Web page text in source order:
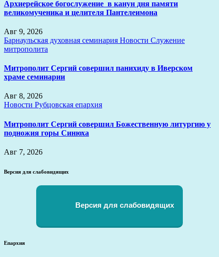
Архиерейское богослужение в канун дня памяти
великомученика и целителя Пантелеимона
Авг 9, 2026
Барнаульская духовная семинария Новости Служение
митрополита
Митрополит Сергий совершил панихиду в Иверском
храме семинарии
Авг 8, 2026
Новости Рубцовская епархия
Митрополит Сергий совершил Божественную литургию у
подножия горы Синюха
Авг 7, 2026
Версия для слабовидящих
Версия для слабовидящих
Епархия